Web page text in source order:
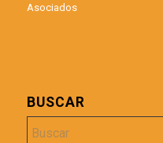
Asociados
BUSCAR